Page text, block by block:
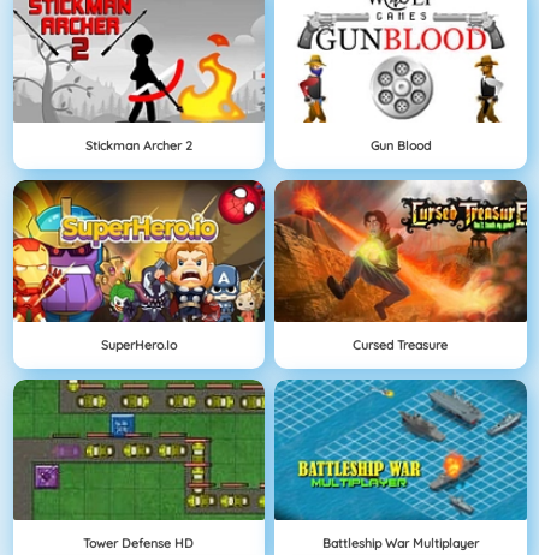
Stickman Archer 2 Gun Blood
SuperHero.io Cursed Treasure
Tower Defense HD Battleship War Multiplayer